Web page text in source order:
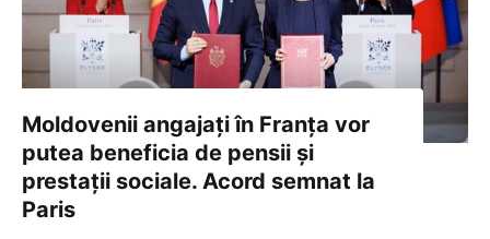
Moldovenii angajați în Franța vor
putea beneficia de pensii și
prestații sociale. Acord semnat la
Paris